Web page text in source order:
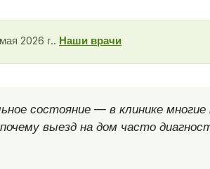
2026 г.. Наши врачи
состояние — в клинике
выезд на дом часто